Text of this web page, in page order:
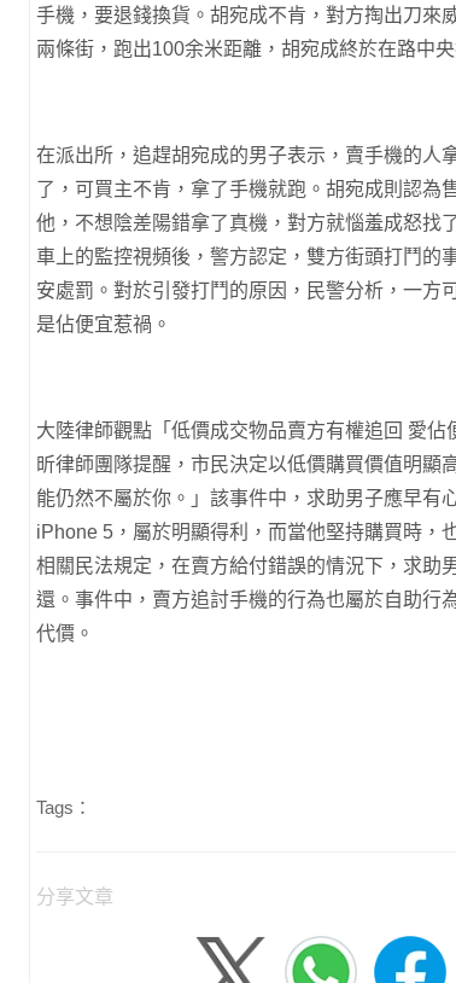
手機，要退錢換貨。胡宛成不肯，對方掏出刀來
兩條街，跑出100余米距離，胡宛成終於在路中
在派出所，追趕胡宛成的男子表示，賣手機的人
了，可買主不肯，拿了手機就跑。胡宛成則認為
他，不想陰差陽錯拿了真機，對方就惱羞成怒找
車上的監控視頻後，警方認定，雙方街頭打鬥的
安處罰。對於引發打鬥的原因，民警分析，一方
是佔便宜惹禍。
大陸律師觀點「低價成交物品賣方有權追回 愛
昕律師團隊提醒，市民決定以低價購買價值明顯
能仍然不屬於你。」該事件中，求助男子應早有
iPhone 5，屬於明顯得利，而當他堅持購買時，
相關民法規定，在賣方給付錯誤的情況下，求助
還。事件中，賣方追討手機的行為也屬於自助行
代價。
Tags：
分享文章